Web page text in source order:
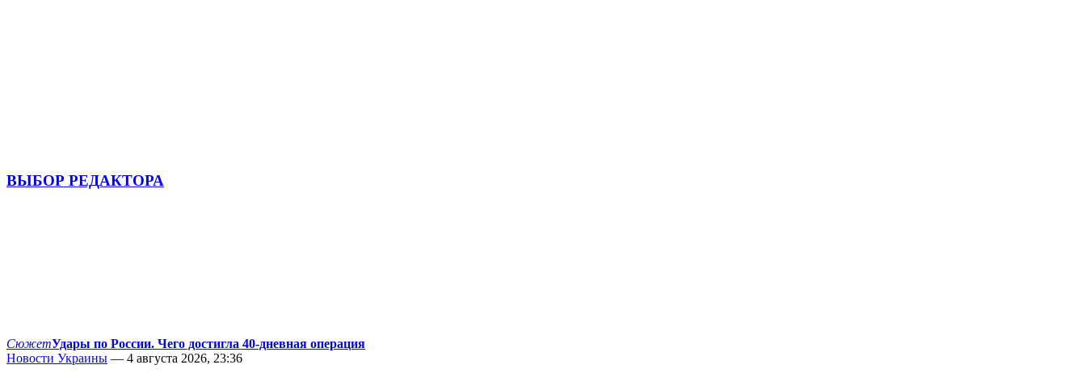
ВЫБОР РЕДАКТОРА
СюжетУдары по России. Чего достигла 40-дневная операция
Новости Украины — 4 августа 2026, 23:36